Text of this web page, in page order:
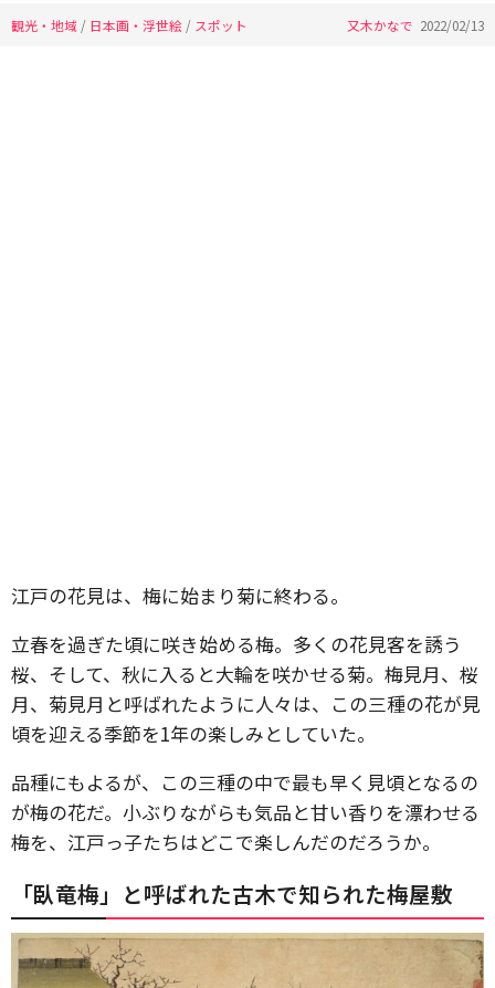
観光・地域 / 日本画・浮世絵 / スポット 又木かなで 2022/02/13
江戸の花見は、梅に始まり菊に終わる。
立春を過ぎた頃に咲き始める梅。多くの花見客を誘う
桜、そして、秋に入ると大輪を咲かせる菊。梅見月、桜
月、菊見月と呼ばれたように人々は、この三種の花が見
頃を迎える季節を1年の楽しみとしていた。
品種にもよるが、この三種の中で最も早く見頃となるの
が梅の花だ。小ぶりながらも気品と甘い香りを漂わせる
梅を、江戸っ子たちはどこで楽しんだのだろうか。
「臥竜梅」と呼ばれた古木で知られた梅屋敷